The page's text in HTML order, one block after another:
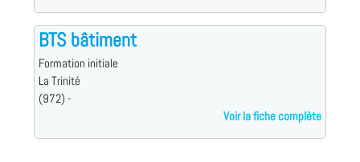
BTS bâtiment
Formation initiale
La Trinité
(972) -
Voir la fiche complète